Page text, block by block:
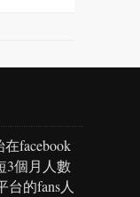
facebook
3個月人數
台的fans人